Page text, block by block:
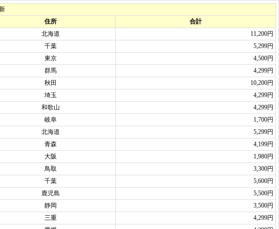
住所
合計
北海道
11,200円
千葉
5,299円
東京
4,500円
群馬
4,299円
秋田
10,200円
埼玉
4,299円
和歌山
4,299円
岐阜
1,700円
北海道
5,299円
青森
4,199円
大阪
1,980円
鳥取
3,300円
千葉
5,600円
鹿児島
5,500円
静岡
3,500円
三重
4,299円